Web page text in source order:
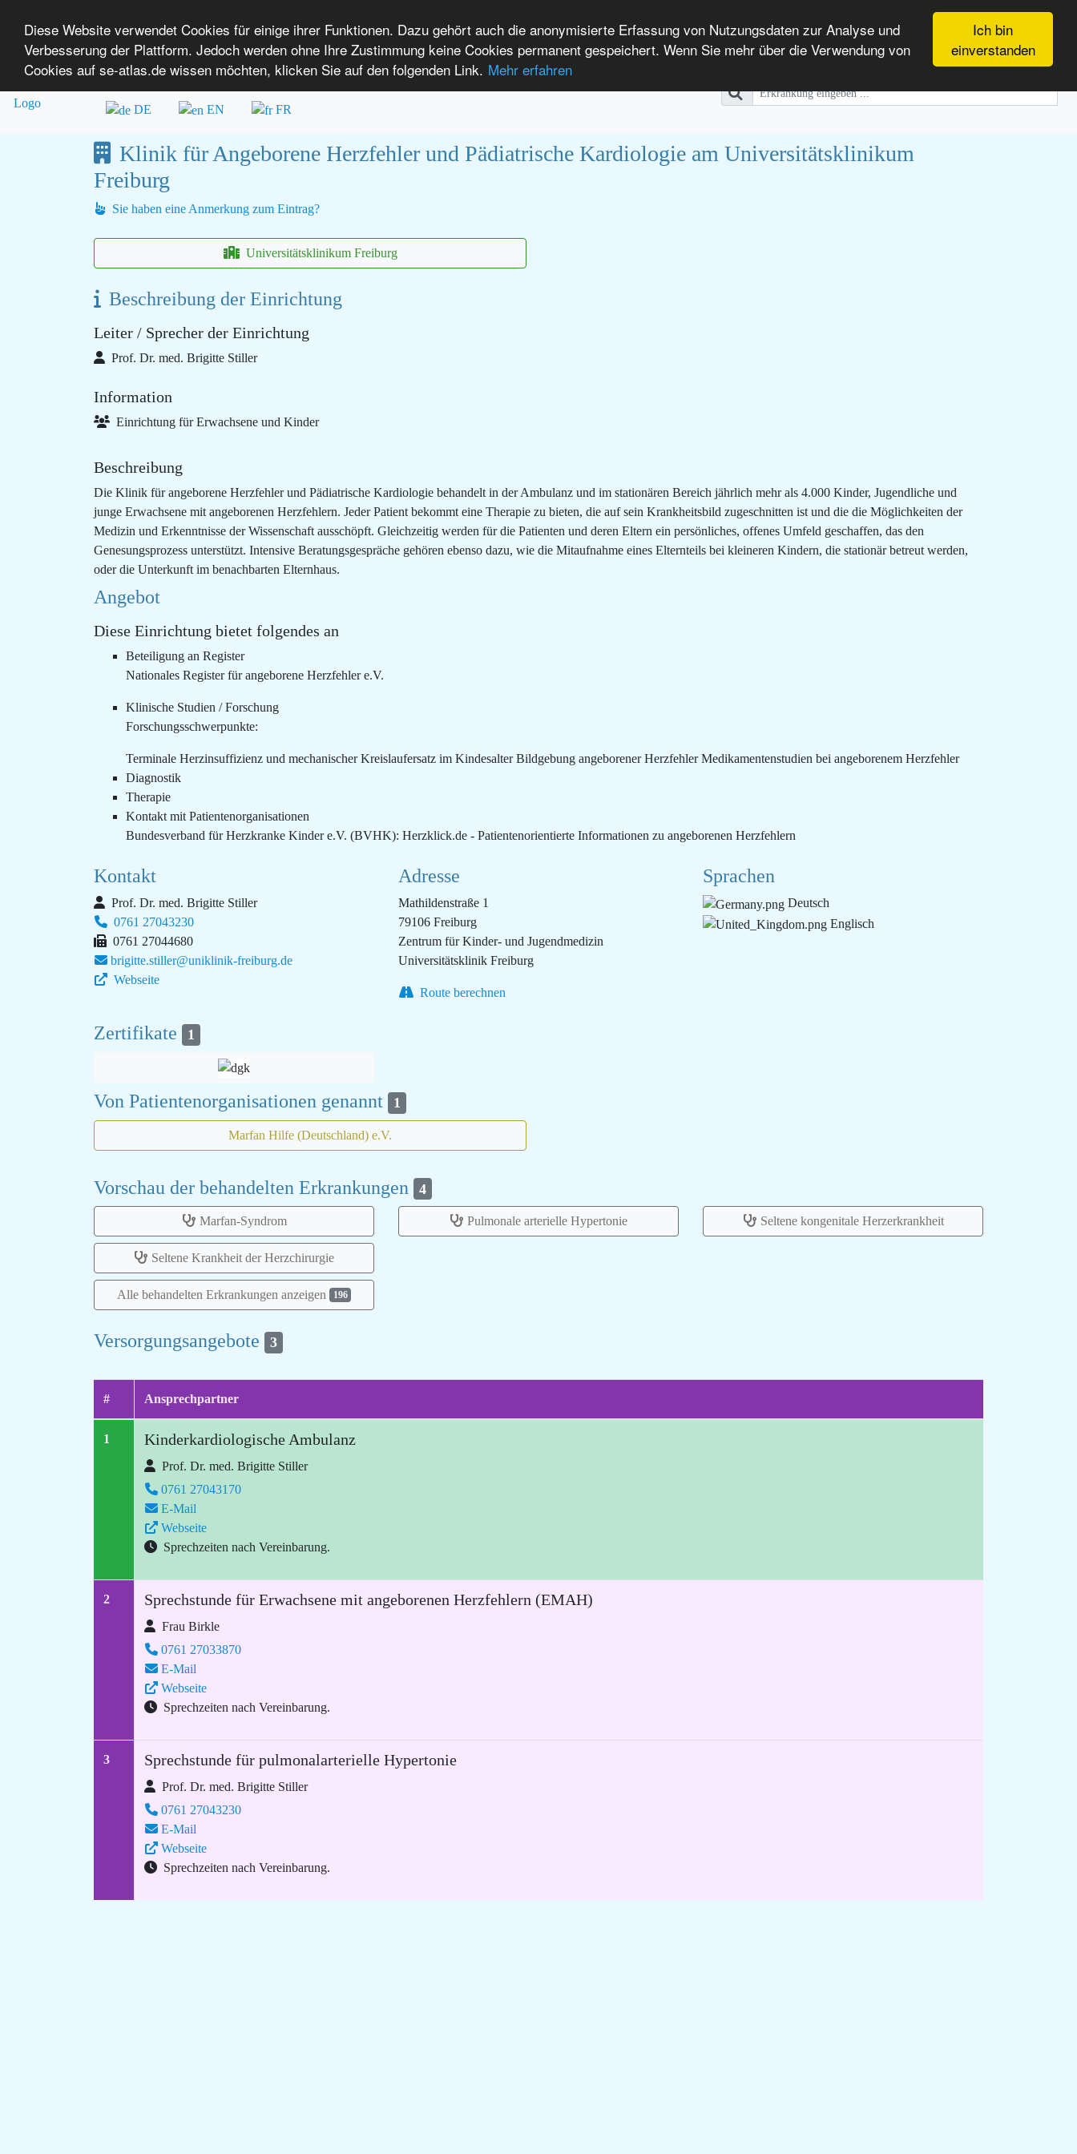
Ich bin
einverstanden
Diese Website verwendet Cookies für einige ihrer Funktionen. Dazu gehört auch die anonymisierte Erfassung von Nutzungsdaten zur Analyse und
Verbesserung der Plattform. Jedoch werden ohne Ihre Zustimmung keine Cookies permanent gespeichert. Wenn Sie mehr über die Verwendung von
Cookies auf se-atlas.de wissen möchten, klicken Sie auf den folgenden Link. Mehr erfahren
SE-ATLAS
Versorgungsatlas für Menschen mit seltenen Erkrankungen
Überblick über Einrichtungen Über uns Anmelden Leichte Sprache International Patients
DE EN FR
Klinik für Angeborene Herzfehler und Pädiatrische Kardiologie am Universitätsklinikum
Freiburg
Sie haben eine Anmerkung zum Eintrag?
Universitätsklinikum Freiburg
Beschreibung der Einrichtung
Leiter / Sprecher der Einrichtung
Prof. Dr. med. Brigitte Stiller
Information
Einrichtung für Erwachsene und Kinder
Beschreibung
Die Klinik für angeborene Herzfehler und Pädiatrische Kardiologie behandelt in der Ambulanz und im stationären Bereich jährlich mehr als 4.000 Kinder, Jugendliche und
junge Erwachsene mit angeborenen Herzfehlern. Jeder Patient bekommt eine Therapie zu bieten, die auf sein Krankheitsbild zugeschnitten ist und die die Möglichkeiten der
Medizin und Erkenntnisse der Wissenschaft ausschöpft. Gleichzeitig werden für die Patienten und deren Eltern ein persönliches, offenes Umfeld geschaffen, das den
Genesungsprozess unterstützt. Intensive Beratungsgespräche gehören ebenso dazu, wie die Mitaufnahme eines Elternteils bei kleineren Kindern, die stationär betreut werden,
oder die Unterkunft im benachbarten Elternhaus.
Angebot
Diese Einrichtung bietet folgendes an
Beteiligung an Register
Nationales Register für angeborene Herzfehler e.V.
Klinische Studien / Forschung
Forschungsschwerpunkte:
Terminale Herzinsuffizienz und mechanischer Kreislaufersatz im Kindesalter Bildgebung angeborener Herzfehler Medikamentenstudien bei angeborenem Herzfehler
Diagnostik
Therapie
Kontakt mit Patientenorganisationen
Bundesverband für Herzkranke Kinder e.V. (BVHK): Herzklick.de - Patientenorientierte Informationen zu angeborenen Herzfehlern
Kontakt
Prof. Dr. med. Brigitte Stiller
0761 27043230
0761 27044680
brigitte.stiller@uniklinik-freiburg.de
Webseite
Adresse
Mathildenstraße 1
79106 Freiburg
Zentrum für Kinder- und Jugendmedizin
Universitätsklinik Freiburg
Route berechnen
Sprachen
Deutsch
Englisch
Zertifikate 1
Von Patientenorganisationen genannt 1
Marfan Hilfe (Deutschland) e.V.
Vorschau der behandelten Erkrankungen 4
Marfan-Syndrom Pulmonale arterielle Hypertonie Seltene kongenitale Herzerkrankheit
Seltene Krankheit der Herzchirurgie
Alle behandelten Erkrankungen anzeigen 196
Versorgungsangebote 3
# Ansprechpartner
1 Kinderkardiologische Ambulanz
Prof. Dr. med. Brigitte Stiller
0761 27043170
E-Mail
Webseite
Sprechzeiten nach Vereinbarung.
2 Sprechstunde für Erwachsene mit angeborenen Herzfehlern (EMAH)
Frau Birkle
0761 27033870
E-Mail
Webseite
Sprechzeiten nach Vereinbarung.
3 Sprechstunde für pulmonalarterielle Hypertonie
Prof. Dr. med. Brigitte Stiller
0761 27043230
E-Mail
Webseite
Sprechzeiten nach Vereinbarung.